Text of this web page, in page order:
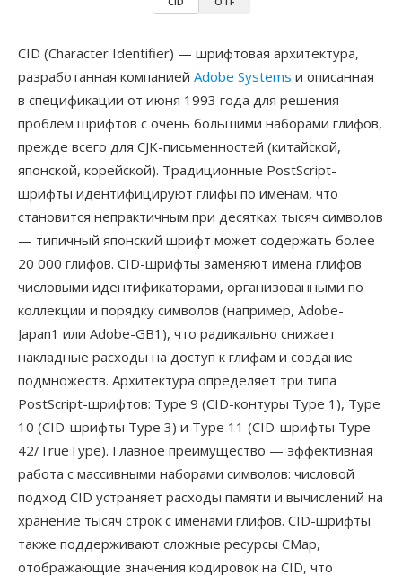
CID (Character Identifier) — шрифтовая архитектура,
разработанная компанией Adobe Systems и описанная
в спецификации от июня 1993 года для решения
проблем шрифтов с очень большими наборами глифов,
прежде всего для CJK-письменностей (китайской,
японской, корейской). Традиционные PostScript-
шрифты идентифицируют глифы по именам, что
становится непрактичным при десятках тысяч символов
— типичный японский шрифт может содержать более
20 000 глифов. CID-шрифты заменяют имена глифов
числовыми идентификаторами, организованными по
коллекции и порядку символов (например, Adobe-
Japan1 или Adobe-GB1), что радикально снижает
накладные расходы на доступ к глифам и создание
подмножеств. Архитектура определяет три типа
PostScript-шрифтов: Type 9 (CID-контуры Type 1), Type
10 (CID-шрифты Type 3) и Type 11 (CID-шрифты Type
42/TrueType). Главное преимущество — эффективная
работа с массивными наборами символов: числовой
подход CID устраняет расходы памяти и вычислений на
хранение тысяч строк с именами глифов. CID-шрифты
также поддерживают сложные ресурсы CMap,
отображающие значения кодировок на CID, что